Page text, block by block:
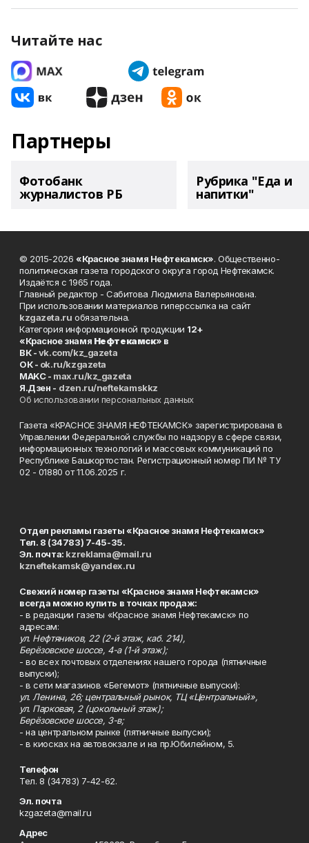
Читайте нас
Партнеры
Фотобанк
журналистов РБ
Рубрика "Еда и
напитки"
© 2015-2026 «Красное знамя Нефтекамск». Общественно-
политическая газета городского округа город Нефтекамск.
Издаётся с 1965 года.
Главный редактор - Сабитова Людмила Валерьяновна.
При использовании материалов гиперссылка на сайт
kzgazeta.ru обязательна.
Категория информационной продукции 12+
«Красное знамя Нефтекамск» в
ВК -vk.com/kz_gazeta
ОК - ok.ru/kzgazeta
MAKC - max.ru/kz_gazeta
Я.Дзен - dzen.ru/neftekamskkz
Об использовании персональных данных
Газета «КРАСНОЕ ЗНАМЯ НЕФТЕКАМСК» зарегистрирована в
Управлении Федеральной службы по надзору в сфере связи,
информационных технологий и массовых коммуникаций по
Республике Башкортостан. Регистрационный номер ПИ № ТУ
02 - 01880 от 11.06.2025 г.
Отдел рекламы газеты «Красное знамя Нефтекамск»
Тел. 8 (34783) 7-45-35.
Эл. почта: kzreklama@mail.ru
kzneftekamsk@yandex.ru
Свежий номер газеты «Красное знамя Нефтекамск»
всегда можно купить в точках продаж:
- в редакции газеты «Красное знамя Нефтекамск» по
адресам:
ул. Нефтяников, 22 (2-й этаж, каб. 214),
Берёзовское шоссе, 4-а (1-й этаж);
- во всех почтовых отделениях нашего города (пятничные
выпуски);
- в сети магазинов «Бегемот» (пятничные выпуски):
ул. Ленина, 26; центральный рынок, ТЦ «Центральный»,
ул. Парковая, 2 (цокольный этаж);
Берёзовское шоссе, 3-в;
- на центральном рынке (пятничные выпуски);
- в киосках на автовокзале и на пр.Юбилейном, 5.
Телефон
Тел. 8 (34783) 7-42-62.
Эл. почта
kzgazeta@mail.ru
Адрес